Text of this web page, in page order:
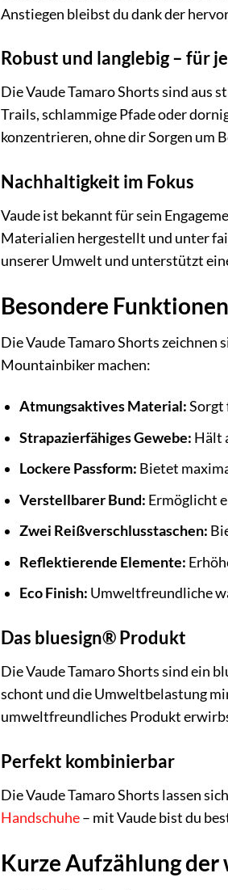
Anstiegen bleibst du dank der
Robust und langlebig – für
Die Vaude Tamaro Shorts sind aus
Trails, schlammige Pfade oder
konzentrieren, ohne dir Sorgen um
Nachhaltigkeit im Fokus
Vaude ist bekannt für sein
Materialien hergestellt und unter
unserer Umwelt und unterstützt
Besondere
Die Vaude Tamaro Shorts zeichnen
Mountainbiker machen:
Atmungsaktives Material:Sorgt
Strapazierfähiges Gewebe: Hält
Lockere Passform: Bietet
Verstellbarer Bund: Ermöglicht
Zwei Reißverschlusstaschen:
Reflektierende Elemente:
Eco Finish: Umweltfreundliche
Das bluesign® Produkt
Die Vaude Tamaro Shorts sind ein
schont und die Umweltbelastung
umweltfreundliches Produkt
Perfekt kombinierbar
Die Vaude Tamaro Shorts lassen
Handschuhe– mit Vaude bist du
Kurze Aufzählung